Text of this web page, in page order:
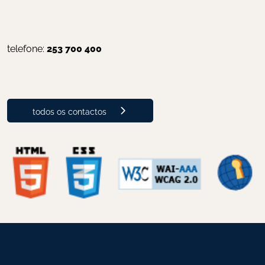
telefone: 253 700 400
todos os contactos